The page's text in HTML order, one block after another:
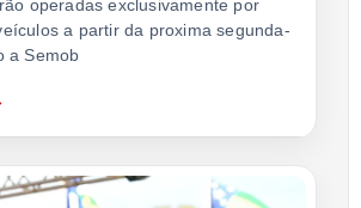
operadas exclusivamente por
a partir da proxima segunda-
a Semob